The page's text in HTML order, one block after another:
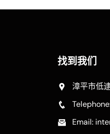
找到我们
漳平市低
Email: